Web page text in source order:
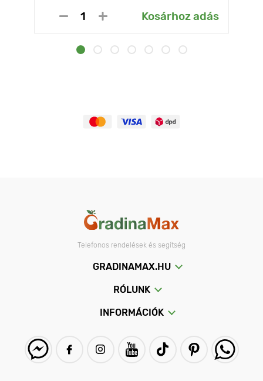
Kosárhoz adás
Telefonos rendelések és segítség
GRADINAMAX.HU
RÓLUNK
INFORMÁCIÓK